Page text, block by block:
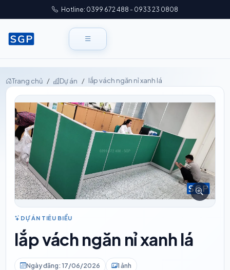
Hotline: 0399 672 488 - 0933 23 0808
Trang chủ Dự án lắp vách ngăn nỉ xanh lá
DỰ ÁN TIÊU BIỂU
lắp vách ngăn nỉ xanh lá
Ngày đăng: 17/06/2026 1 ảnh